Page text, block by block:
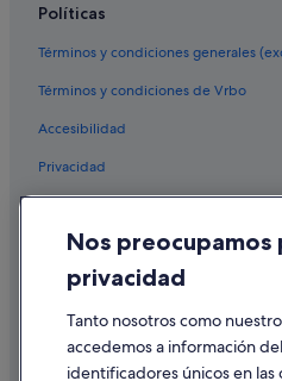
Políticas
Términos y condiciones generales
Términos y condiciones de Vrbo
Accesibilidad
Privacidad
Condiciones de uso
Información legal/contacto
Pautas sobre el contenido y cómo
Nos preocupamos
privacidad
Tanto nosotros como
accedemos a información
identificadores únicos en